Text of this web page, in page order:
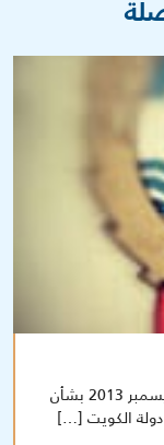
اصدر مجلس الوزراء قراره رقم 1551 بتاريخ 18 ديسمبر 2013 بشأن
دولة الكويت […]